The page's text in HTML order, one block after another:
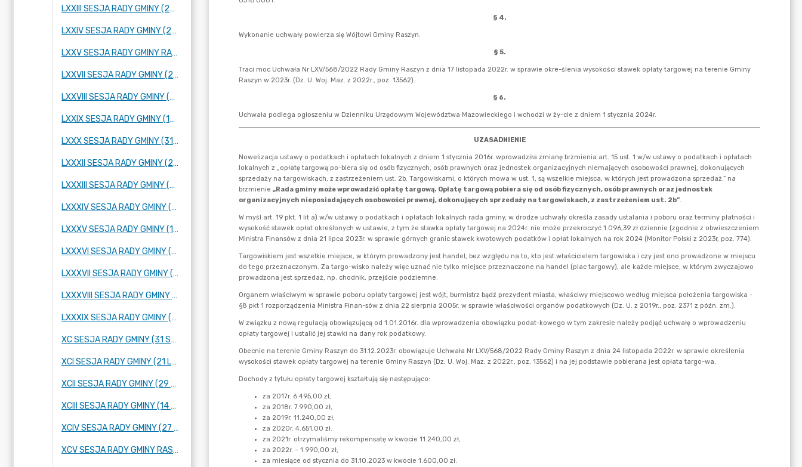
LXXIII SESJA RADY GMINY (27 KWIETNIA 2023 R.)
LXXIV SESJA RADY GMINY (25 MAJA 2023 R.)
LXXV SESJA RADY GMINY RASZYN (2 CZERWCA 2023 R.)
LXXVII SESJA RADY GMINY (28 CZERWCA 2023 R.)
LXXVIII SESJA RADY GMINY (06 LIPCA 2023 ROKU)
LXXIX SESJA RADY GMINY (10 SIERPNIA 2023 R.)
LXXX SESJA RADY GMINY (31 SIERPNIA 2023 R.)
LXXXII SESJA RADY GMINY (22 WRZEŚNIA 2023 R.)
LXXXIII SESJA RADY GMINY (29 WRZEŚNIA 2023 R.)
LXXXIV SESJA RADY GMINY (25 PAŹDZIERNIKA 2023 R.)
LXXXV SESJA RADY GMINY (16 LISTOPADA 2023 R.)
LXXXVI SESJA RADY GMINY (28 LISTOPADA 2023 R.)
LXXXVII SESJA RADY GMINY (14 GRUDNIA 2023 R.)
LXXXVIII SESJA RADY GMINY (21 GRUDNIA 2023 R.)
LXXXIX SESJA RADY GMINY (12 STYCZNIA 2024 R.)
XC SESJA RADY GMINY (31 STYCZNIA 2024 R.)
XCI SESJA RADY GMINY (21 LUTEGO 2024 R.)
XCII SESJA RADY GMINY (29 LUTEGO 2024 R.)
XCIII SESJA RADY GMINY (14 MARCA 2024 ROKU)
XCIV SESJA RADY GMINY (27 MARCA 2024 ROKU)
XCV SESJA RADY GMINY RASZYN (4 KWIETNIA 2024 ROKU)